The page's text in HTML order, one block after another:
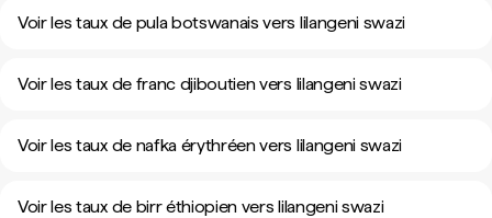
Voir les taux de pula botswanais vers lilangeni swazi
Voir les taux de franc djiboutien vers lilangeni swazi
Voir les taux de nafka érythréen vers lilangeni swazi
Voir les taux de birr éthiopien vers lilangeni swazi